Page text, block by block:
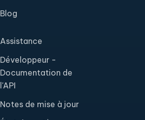
Blog
Assistance
Développeur -
Documentation de
l'API
Notes de mise à jour